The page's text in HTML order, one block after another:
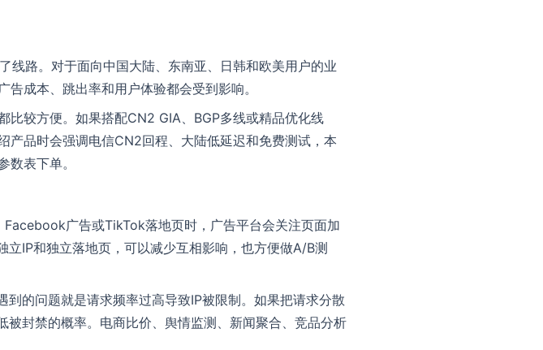
线路。对于面向中国大陆、东南亚、日韩和欧美用户的业
成本、跳出率和用户体验都会受到影响。
比较方便。如果搭配CN2 GIA、BGP多线或精品优化线
产品时会强调电信CN2回程、大陆低延迟和免费测试，本
表下单。
广告或TikTok落地页时，广告平台会关注页面加
IP和独立落地页，可以减少互相影响，也方便做A/B测
的问题就是请求频率过高导致IP被限制。如果把请求分散
封禁的概率。电商比价、舆情监测、新闻聚合、竞品分析